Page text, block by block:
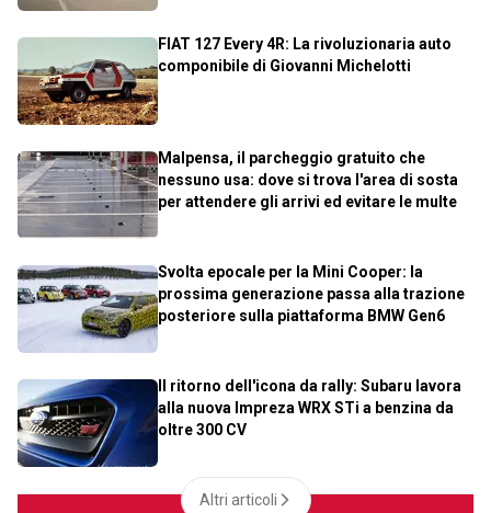
FIAT 127 Every 4R: La rivoluzionaria auto
componibile di Giovanni Michelotti
Malpensa, il parcheggio gratuito che
nessuno usa: dove si trova l'area di sosta
per attendere gli arrivi ed evitare le multe
Svolta epocale per la Mini Cooper: la
prossima generazione passa alla trazione
posteriore sulla piattaforma BMW Gen6
Il ritorno dell'icona da rally: Subaru lavora
alla nuova Impreza WRX STi a benzina da
oltre 300 CV
Altri articoli